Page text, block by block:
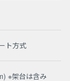
ト方式
※架台は含み